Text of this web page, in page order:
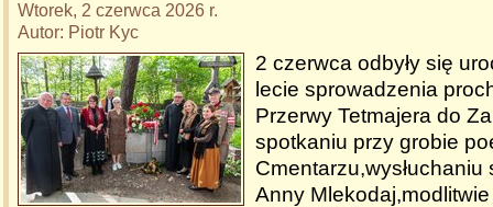
Wtorek, 2 czerwca 2026 r.
Autor: Piotr Kyc
2 czerwca odbyły się
lecie sprowadzenia
Przerwy Tetmajera do
spotkaniu przy grobie
Cmentarzu,wysłuchaniu
Anny Mlekodaj,modlitwie